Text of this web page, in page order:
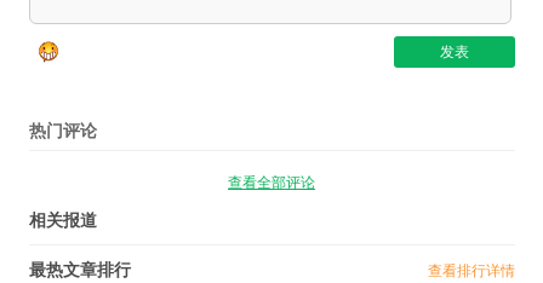
热门评论
查看全部评论
相关报道
最热文章排行 查看排行详情